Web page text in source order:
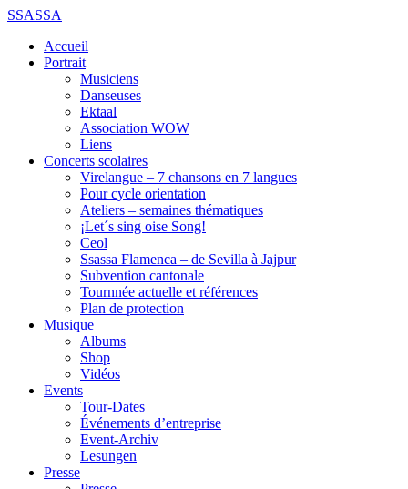
SSASSA
Accueil
Portrait
Musiciens
Danseuses
Ektaal
Association WOW
Liens
Concerts scolaires
Virelangue – 7 chansons en 7 langues
Pour cycle orientation
Ateliers – semaines thématiques
¡Let´s sing oise Song!
Ceol
Ssassa Flamenca – de Sevilla à Jajpur
Subvention cantonale
Tournnée actuelle et références
Plan de protection
Musique
Albums
Shop
Vidéos
Events
Tour-Dates
Événements d’entreprise
Event-Archiv
Lesungen
Presse